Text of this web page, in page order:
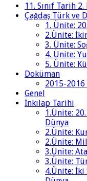
11. Sınıf Tarih
Çağdaş Türk ve
1. Ünite:
2.Ünite:
3. Ünite:
4. Ünite:
5. Ünite:
Doküman
2015-2016
Genel
İnkılap Tarihi
1.Ünite:
Dünya
2.Ünite:
2.Ünite:
3.Ünite:
3.Ünite:
4.Ünite: İki